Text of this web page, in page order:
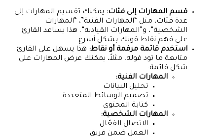
قسم المهارات إلى فئات: يمكنك تقسيم المهارات إلى
عدة فئات، مثل “المهارات الفنية”، “المهارات
الشخصية”، و”المهارات القيادية”. هذا يساعد القارئ
على فهم نقاط قوتك بشكل أسرع.
استخدم قائمة مرقمة أو نقاط: هذا يسهل على القارئ
متابعة ما تود قوله. مثلاً، يمكنك عرض المهارات على
شكل قائمة:
المهارات الفنية:
تحليل البيانات
تصميم الوسائط المتعددة
كتابة المحتوى
المهارات الشخصية:
الاتصال الفعّال
العمل ضمن فريق